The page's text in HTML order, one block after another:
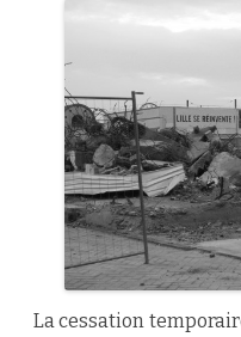
La cessation